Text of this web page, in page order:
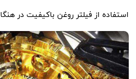
استفاده از فیلتر روغن باکیفیت در